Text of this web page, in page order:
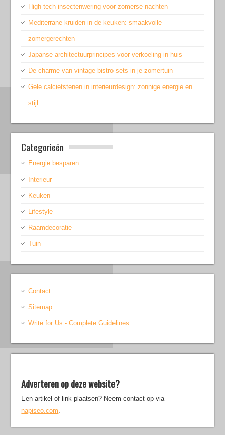
High-tech insectenwering voor zomerse nachten
Mediterrane kruiden in de keuken: smaakvolle
zomergerechten
Japanse architectuurprincipes voor verkoeling in huis
De charme van vintage bistro sets in je zomertuin
Gele calcietstenen in interieurdesign: zonnige energie en
stijl
Categorieën
Energie besparen
Interieur
Keuken
Lifestyle
Raamdecoratie
Tuin
Contact
Sitemap
Write for Us - Complete Guidelines
Adverteren op deze website?
Een artikel of link plaatsen? Neem contact op via
napiseo.com.